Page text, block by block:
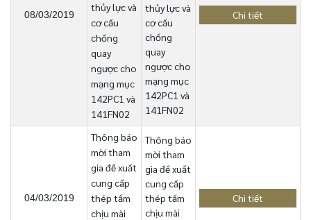
08/03/2019
thủy lực và
cơ cấu
chống
quay
ngược cho
mạng mục
142PC1 và
141FN02
thủy lực và
cơ cấu
chống
quay
ngược cho
mạng mục
142PC1 và
141FN02
Chi tiết
04/03/2019
Thông báo
mời tham
gia đề xuất
cung cấp
thép tấm
chịu mài
Thông báo
mời tham
gia đề xuất
cung cấp
thép tấm
chịu mài
Chi tiết